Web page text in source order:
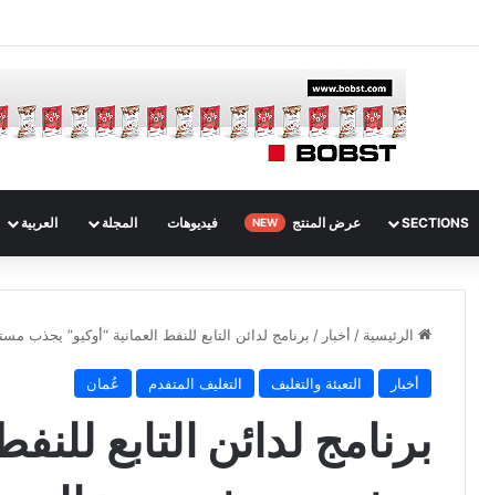
SECTIONS عرض المنتج NEW فيديوهات المجلة العربية
الرئيسية / أخبار / برنامج لدائن التابع للنفط العمانية “أوكيو” يجذب
أخبار التعبئة والتغليف التغليف المتفدم عُمان
برنامج لدائن التابع